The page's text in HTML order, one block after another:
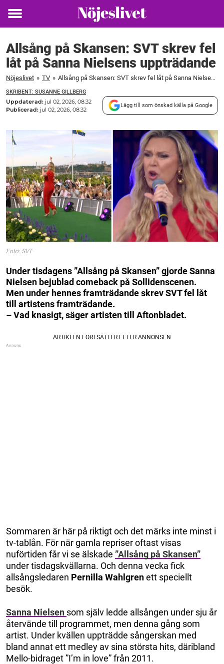
Toggle
Allsång på Skansen: SVT skrev fel
låt på Sanna Nielsens uppträdande
Nöjeslivet » TV » Allsång på Skansen: SVT skrev fel låt på Sanna Nielsens uppträdande
SKRIBENT: SUSANNE GILLBERG
Uppdaterad: jul 02, 2026, 08:32
Publicerad: jul 02, 2026, 08:32
Lägg till som önskad källa på Google
Foto: SVT
Under tisdagens ”Allsång på Skansen” gjorde Sanna
Nielsen bejublad comeback på Sollidenscenen.
Men under hennes framträdande skrev SVT fel låt
till artistens framträdande.
– Vad knasigt, säger artisten till Aftonbladet.
Sommaren är här på riktigt och det märks inte minst i
tv-tablån. För när gamla repriser oftast visas
nuförtiden får vi se älskade ”Allsång på Skansen”
under tisdagskvällarna. Och denna vecka fick
allsångsledaren Pernilla Wahlgrenett speciellt
besök.
Sanna Nielsen som själv ledde allsången under sju år
återvände till programmet, men denna gång som
artist. Under kvällen uppträdde sångerskan med
bland annat ett medley av sina största hits, däribland
Mello-bidraget ”I’m in love” från 2011.